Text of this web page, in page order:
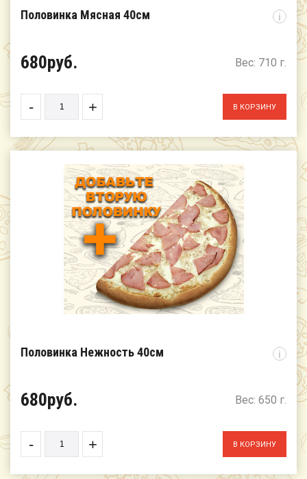
Половинка Мясная 40см i
680руб. Вес: 710 г.
- +
Половинка Нежность 40см i
680руб. Вес: 650 г.
- +